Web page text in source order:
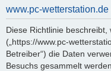
www.pc-
Diese Richtlinie beschreibt,
(„https://www.pc-
Betreiber“) die Daten
Besuchs gesammelt werden.